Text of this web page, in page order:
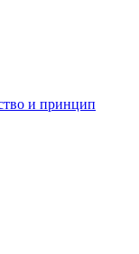
и принцип